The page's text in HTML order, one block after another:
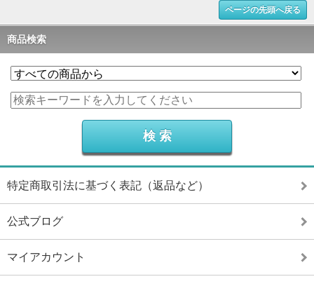
ページの先頭へ戻る
商品検索
特定商取引法に基づく表記（返品など）
公式ブログ
マイアカウント